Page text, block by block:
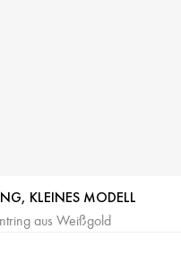
KLEINES MODELL
aus Weißgold